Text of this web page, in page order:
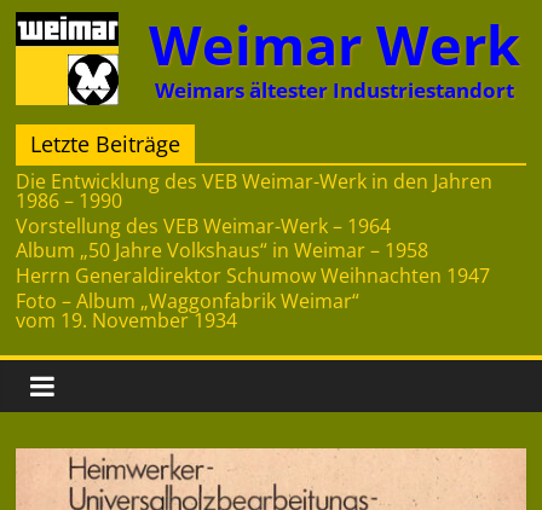
Zum
Inhalt
springen
Weimar Werk
Weimars ältester Industriestandort
Letzte Beiträge
Die Entwicklung des VEB Weimar-Werk in den Jahren
1986 – 1990
Vorstellung des VEB Weimar-Werk – 1964
Album „50 Jahre Volkshaus“ in Weimar – 1958
Herrn Generaldirektor Schumow Weihnachten 1947
Foto – Album „Waggonfabrik Weimar“
vom 19. November 1934